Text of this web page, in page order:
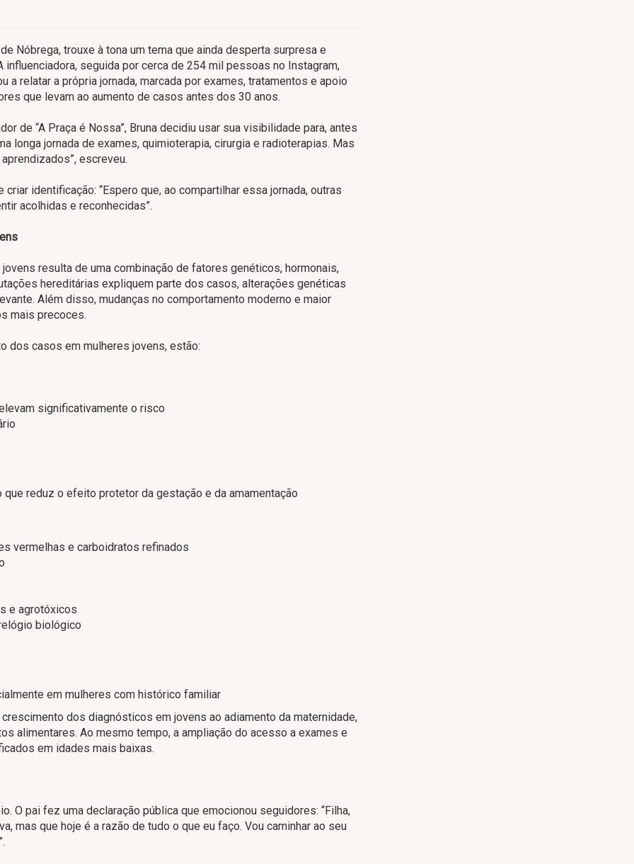
Nóbrega, trouxe à tona um tema que ainda desperta surpresa e
influenciadora, seguida por cerca de 254 mil pessoas no Instagram,
relatar a própria jornada, marcada por exames, tratamentos e apoio
que levam ao aumento de casos antes dos 30 anos.
de “A Praça é Nossa”, Bruna decidiu usar sua visibilidade para, antes
longa jornada de exames, quimioterapia, cirurgia e radioterapias. Mas
escreveu.
identificação: “Espero que, ao compartilhar essa jornada, outras
acolhidas e reconhecidas”.
resulta de uma combinação de fatores genéticos, hormonais,
hereditárias expliquem parte dos casos, alterações genéticas
Além disso, mudanças no comportamento moderno e maior
mais precoces.
dos casos em mulheres jovens, estão:
significativamente o risco
reduz o efeito protetor da gestação e da amamentação
vermelhas e carboidratos refinados
e agrotóxicos
biológico
em mulheres com histórico familiar
dos diagnósticos em jovens ao adiamento da maternidade,
alimentares. Ao mesmo tempo, a ampliação do acesso a exames e
em idades mais baixas.
O pai fez uma declaração pública que emocionou seguidores: “Filha,
mas que hoje é a razão de tudo o que eu faço. Vou caminhar ao seu